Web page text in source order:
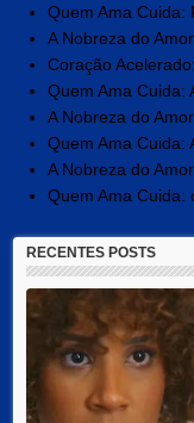
Quem Ama Cuida:
A Nobreza do
Coração
Quem Ama Cuida:
A Nobreza do
Quem Ama Cuida:
A Nobreza do
Quem Ama Cuida:
RECENTES POSTS